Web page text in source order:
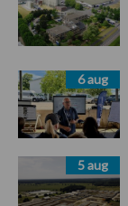
6 aug
5 aug